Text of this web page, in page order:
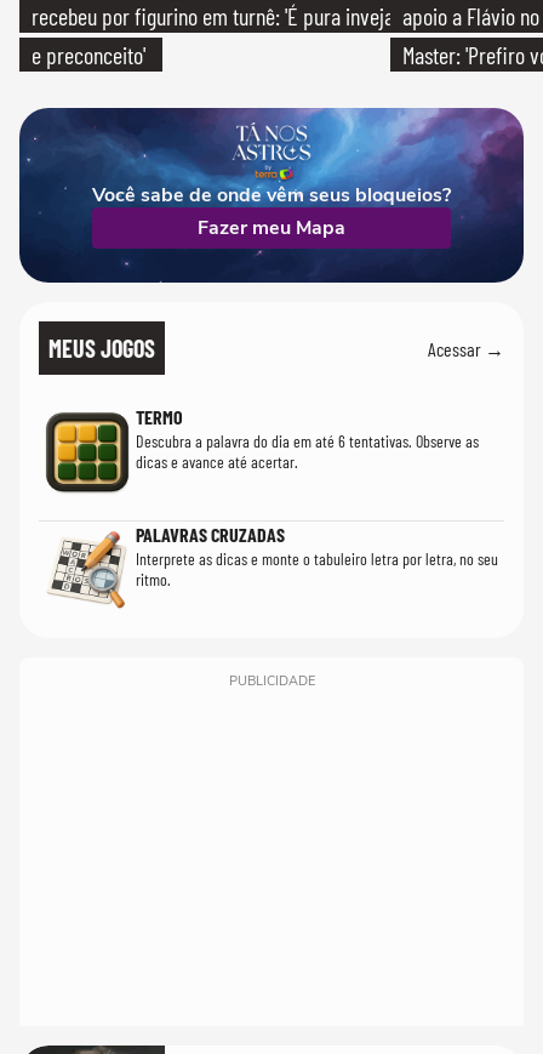
recebeu por figurino em turnê: 'É pura inveja
e preconceito'
apoio a Flávio
Master: 'Prefiro
Você sabe de onde vêm seus bloqueios?
Fazer meu Mapa
MEUS JOGOS Acessar →
TERMO
Descubra a palavra do dia em até 6 tentativas. Observe as
dicas e avance até acertar.
PALAVRAS CRUZADAS
Interprete as dicas e monte o tabuleiro letra por letra, no seu
ritmo.
PUBLICIDADE